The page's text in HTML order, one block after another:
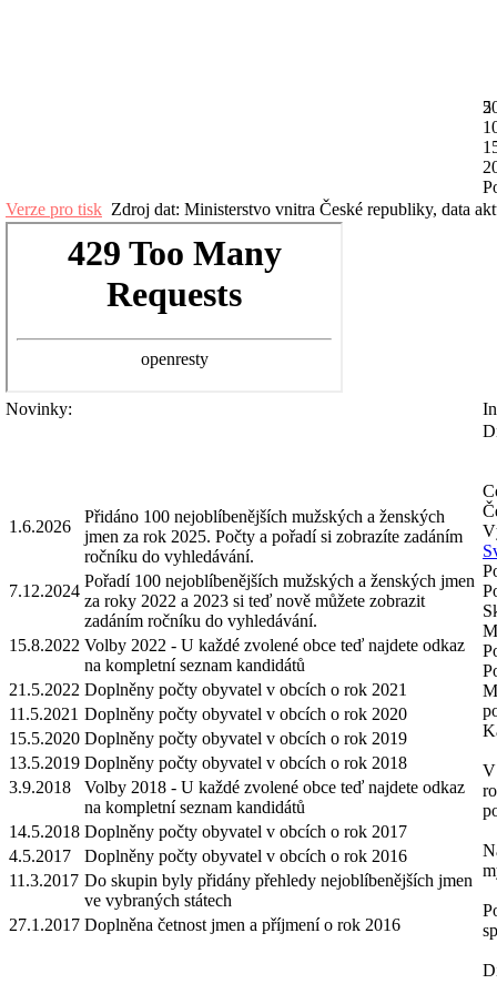
5
Verze pro tisk Zdroj dat: Ministerstvo vnitra České republiky, data
Novinky:
1.6.2026
Přidáno 100 nejoblíbenějších mužských a ženských
jmen za rok 2025. Počty a pořadí si zobrazíte zadáním
ročníku do vyhledávání.
7.12.2024
Pořadí 100 nejoblíbenějších mužských a ženských jmen
za roky 2022 a 2023 si teď nově můžete zobrazit
zadáním ročníku do vyhledávání.
15.8.2022 Volby 2022 - U každé zvolené obce teď najdete odkaz
na kompletní seznam kandidátů
21.5.2022 Doplněny počty obyvatel v obcích o rok 2021
11.5.2021 Doplněny počty obyvatel v obcích o rok 2020
15.5.2020 Doplněny počty obyvatel v obcích o rok 2019
13.5.2019 Doplněny počty obyvatel v obcích o rok 2018
3.9.2018
Volby 2018 - U každé zvolené obce teď najdete odkaz
na kompletní seznam kandidátů
14.5.2018 Doplněny počty obyvatel v obcích o rok 2017
4.5.2017
Doplněny počty obyvatel v obcích o rok 2016
11.3.2017 Do skupin byly přidány přehledy nejoblíbenějších jmen
ve vybraných státech
27.1.2017 Doplněna četnost jmen a příjmení o rok 2016
V